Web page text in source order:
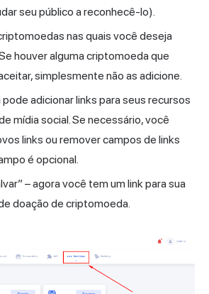
seu público a reconhecê-lo).
nas quais você deseja
houver alguma criptomoeda que
simplesmente não as adicione.
adicionar links para seus recursos
mídia social. Se necessário, você
links ou remover campos de links
é opcional.
– agora você tem um link para sua
doação de criptomoeda.